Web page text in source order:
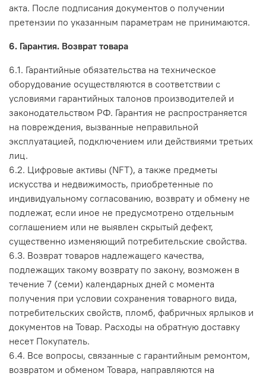
акта. После подписания документов о получении
претензии по указанным параметрам не принимаются.
6. Гарантия. Возврат товара
6.1. Гарантийные обязательства на техническое
оборудование осуществляются в соответствии с
условиями гарантийных талонов производителей и
законодательством РФ. Гарантия не распространяется
на повреждения, вызванные неправильной
эксплуатацией, подключением или действиями третьих
лиц.
6.2. Цифровые активы (NFT), а также предметы
искусства и недвижимость, приобретенные по
индивидуальному согласованию, возврату и обмену не
подлежат, если иное не предусмотрено отдельным
соглашением или не выявлен скрытый дефект,
существенно изменяющий потребительские свойства.
6.3. Возврат товаров надлежащего качества,
подлежащих такому возврату по закону, возможен в
течение 7 (семи) календарных дней с момента
получения при условии сохранения товарного вида,
потребительских свойств, пломб, фабричных ярлыков и
документов на Товар. Расходы на обратную доставку
несет Покупатель.
6.4. Все вопросы, связанные с гарантийным ремонтом,
возвратом и обменом Товара, направляются на